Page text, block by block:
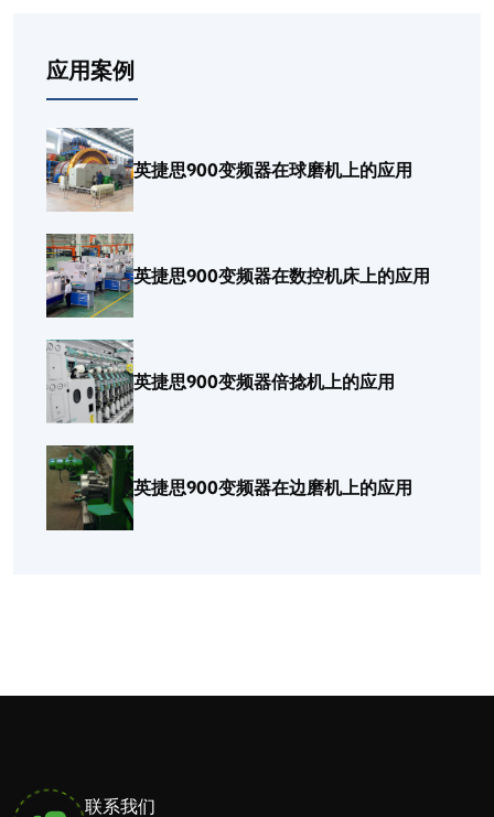
应用案例
英捷思900变频器在球磨机上的应用
英捷思900变频器在数控机床上的应用
英捷思900变频器倍捻机上的应用
英捷思900变频器在边磨机上的应用
联系我们